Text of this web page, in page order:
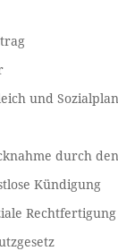
und Sozialplan
durch
Kündigung
Rechtfertigung